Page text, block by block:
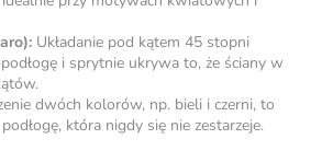
Układanie pod kątem 45 stopni
i sprytnie ukrywa to, że ściany w
dwóch kolorów, np. bieli i czerni, to
która nigdy się nie zestarzeje.